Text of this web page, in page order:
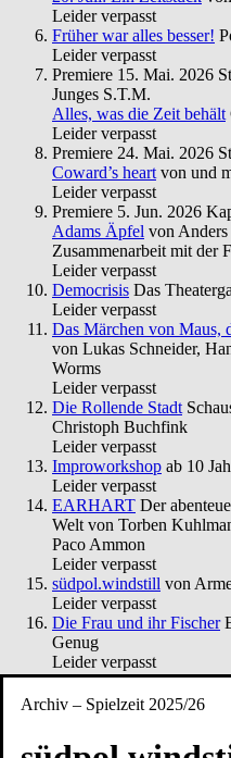
Archiv – Spielzeit 2025/26
Leider verpasst
Früher war alles besser!
Leider verpasst
Premiere 15. Mai. 2026
Junges S.T.M.
Alles, was die Zeit behält
Leider verpasst
Premiere 24. Mai. 2026
Coward’s heart von und
Leider verpasst
Premiere 5. Jun. 2026
Adams Äpfel von Anders
Zusammenarbeit mit der
Leider verpasst
Democrisis Das
Leider verpasst
Das Märchen von Maus,
von Lukas Schneider,
Worms
Leider verpasst
Die Rollende Stadt
Christoph Buchfink
Leider verpasst
Improworkshop ab 10
Leider verpasst
EARHART Der
Welt von Torben
Paco Ammon
Leider verpasst
südpol.windstill von
Leider verpasst
Die Frau und ihr Fischer
Genug
Leider verpasst
ACHTUNG! Bau:stille
von Caroline Heinmann
Pippi Langstrumpf in